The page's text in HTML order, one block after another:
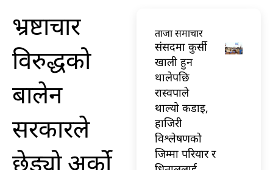
भ्रष्टाचार
विरुद्धको
बालेन
सरकारले
छेड्यो अर्को
ताजा समाचार
संसदमा कुर्सी
खाली हुन
थालेपछि
रास्वपाले
थाल्यो कडाइ,
हाजिरी
विश्लेषणको
जिम्मा परियार र